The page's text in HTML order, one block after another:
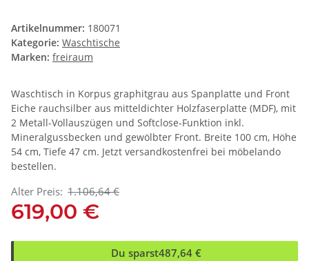
Artikelnummer: 180071
Kategorie: Waschtische
Marken: freiraum
Waschtisch in Korpus graphitgrau aus Spanplatte und Front
Eiche rauchsilber aus mitteldichter Holzfaserplatte (MDF), mit
2 Metall-Vollauszügen und Softclose-Funktion inkl.
Mineralgussbecken und gewölbter Front. Breite 100 cm, Höhe
54 cm, Tiefe 47 cm. Jetzt versandkostenfrei bei möbelando
bestellen.
Alter Preis: 1.106,64 €
619,00 €
Du sparst487,64 €